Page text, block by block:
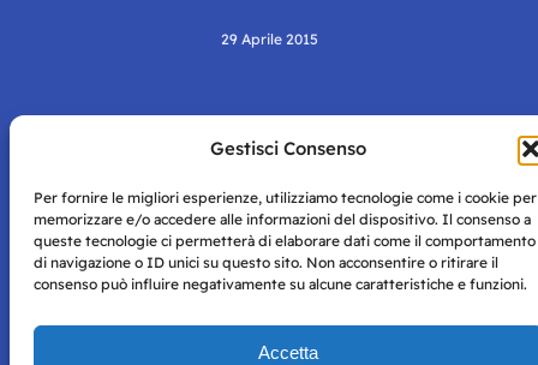
Gestisci Consenso
Per fornire le migliori esperienze, utilizziamo tecnologie come i cookie per
memorizzare e/o accedere alle informazioni del dispositivo. Il consenso a
queste tecnologie ci permetterà di elaborare dati come il comportamento
di navigazione o ID unici su questo sito. Non acconsentire o ritirare il
consenso può influire negativamente su alcune caratteristiche e funzioni.
Accetta
29 Aprile 2015
Storie di Napoli è una testata registrata presso il tribunale di
Napoli con autorizzazione numero 38 del 25/9/2019.
per mero scopo didattico e informativo.
Tutti i diritti riservati, ogni tentativo di copia sarà